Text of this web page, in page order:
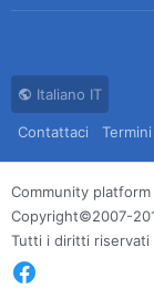
Italiano IT
Contattaci
Community platform
Copyright©2007-
Tutti i diritti riservati